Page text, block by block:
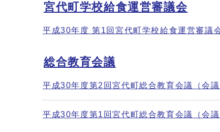
宮代町学校給食運営審議会
平成30年度 第1回宮代町学校給食運営審議
総合教育会議
平成30年度第2回宮代町総合教育会議（会議
平成30年度第1回宮代町総合教育会議（会議